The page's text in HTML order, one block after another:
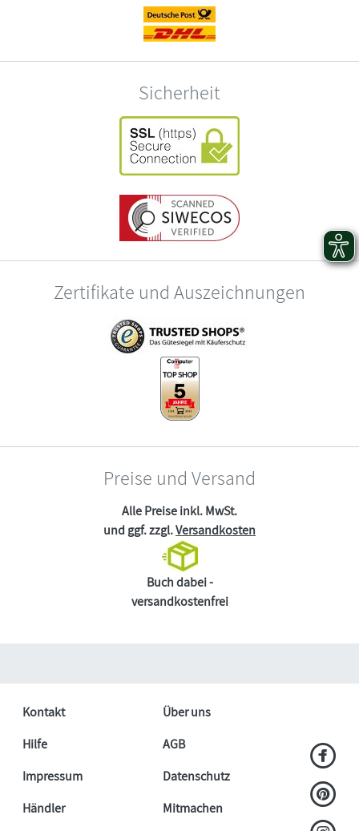
Sicherheit
Zertifikate und Auszeichnungen
Preise und Versand
Alle Preise inkl. MwSt.
und ggf. zzgl.Versandkosten
Buch dabei -
versandkostenfrei
Kontakt
Über uns
Hilfe
AGB
Impressum
Datenschutz
Händler
Mitmachen